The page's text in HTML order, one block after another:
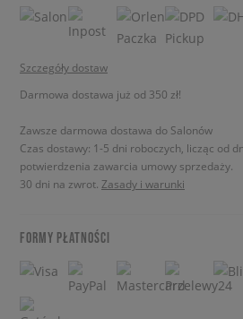
Szczegóły dostaw
Darmowa dostawa już od 350 zł!
Zawsze darmowa dostawa do Salonów
Czas dostawy: 1-5 dni roboczych, licząc od
potwierdzenia zawarcia umowy sprzedaży.
30 dni na zwrot. Zasady i warunki
FORMY PŁATNOŚCI